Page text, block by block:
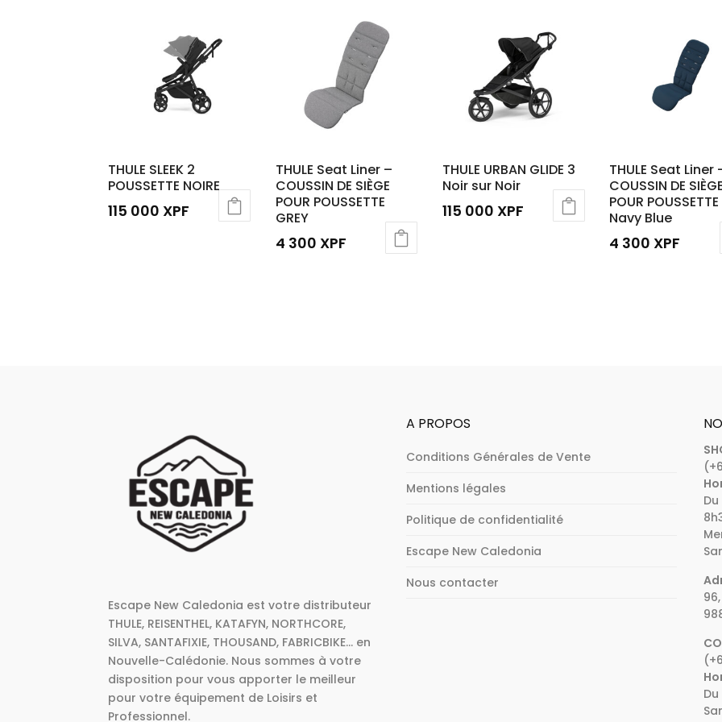
THULE SLEEK 2
POUSSETTE NOIRE
115 000 XPF
THULE Seat Liner –
COUSSIN DE SIÈGE
POUR POUSSETTE
GREY
4 300 XPF
THULE URBAN GLIDE 3
Noir sur Noir
115 000 XPF
THULE Seat Liner
COUSSIN DE
POUR POUSSETTE
Navy Blue
4 300 XPF
Escape New Caledonia est votre distributeur
THULE, REISENTHEL, KATAFYN, NORTHCORE,
SILVA, SANTAFIXIE, THOUSAND, FABRICBIKE... en
Nouvelle-Calédonie. Nous sommes à votre
disposition pour vous apporter le meilleur
pour votre équipement de Loisirs et
Professionnel.
A PROPOS
Conditions Générales de Vente
Mentions légales
Politique de confidentialité
Escape New Caledonia
Nous contacter